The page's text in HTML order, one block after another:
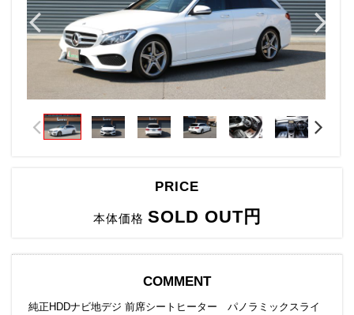
PRICE
本体価格 SOLD OUT円
COMMENT
純正HDDナビ地デジ 前席シートヒーター パノラミックスライ